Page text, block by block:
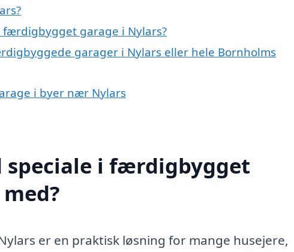
garage i Nylars?
garager i Nylars eller hele Bornholms
i byer nær Nylars
speciale i færdigbygget
er en praktisk løsning for mange husejere,